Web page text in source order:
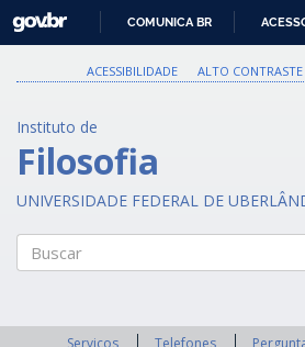
PARA
O
GOVBR
COMUNICA BR
ACESSIBILIDADE ALTO CONTRASTE
Instituto de
Filosofia
UNIVERSIDADE FEDERAL DE
Serviços Telefones